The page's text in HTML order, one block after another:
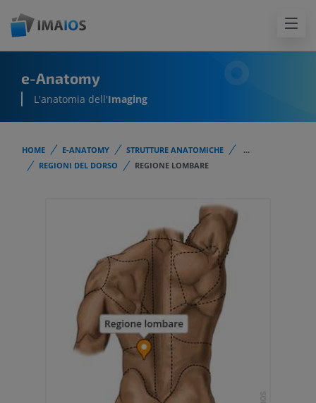
e-Anatomy
L'anatomia dell'Imaging
HOME E-ANATOMY STRUTTURE ANATOMICHE
...
REGIONI DEL DORSO
REGIONE LOMBARE